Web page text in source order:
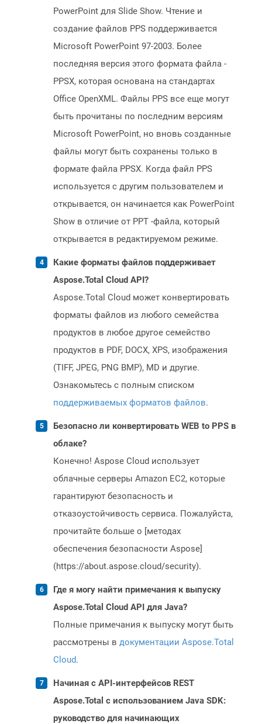
PowerPoint для Slide Show. Чтение и
создание файлов PPS поддерживается
Microsoft PowerPoint 97-2003. Более
последняя версия этого формата файла -
PPSX, которая основана на стандартах
Office OpenXML. Файлы PPS все еще могут
быть прочитаны по последним версиям
Microsoft PowerPoint, но вновь созданные
файлы могут быть сохранены только в
формате файла PPSX. Когда файл PPS
используется с другим пользователем и
открывается, он начинается как PowerPoint
Show в отличие от PPT -файла, который
открывается в редактируемом режиме.
Какие форматы файлов поддерживает
Aspose.Total Cloud API?
Aspose.Total Cloud может конвертировать
форматы файлов из любого семейства
продуктов в любое другое семейство
продуктов в PDF, DOCX, XPS, изображения
(TIFF, JPEG, PNG BMP), MD и другие.
Ознакомьтесь с полным списком
поддерживаемых форматов файлов.
Безопасно ли конвертировать WEB to PPS в
облаке?
Конечно! Aspose Cloud использует
облачные серверы Amazon EC2, которые
гарантируют безопасность и
отказоустойчивость сервиса. Пожалуйста,
прочитайте больше о [методах
обеспечения безопасности Aspose]
(https://about.aspose.cloud/security).
Где я могу найти примечания к выпуску
Aspose.Total Cloud API для Java?
Полные примечания к выпуску могут быть
рассмотрены в документации Aspose.Total
Cloud.
Начиная с API-интерфейсов REST
Aspose.Total с использованием Java SDK:
руководство для начинающих